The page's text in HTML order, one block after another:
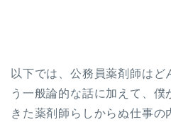
以下では、公務員薬剤師はど
う一般論的な話に加えて、僕
きた薬剤師らしからぬ仕事の